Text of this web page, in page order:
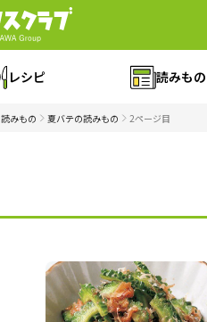
レシピ 読みもの
読みもの 夏バテの読みもの 2ページ目